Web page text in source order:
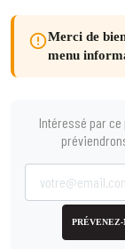
error_outlineMerci de
menu
Intéressé par ce